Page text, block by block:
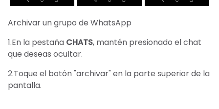
Archivar un grupo de WhatsApp
1.En la pestaña CHATS, mantén presionado el chat
que deseas ocultar.
2.Toque el botón "archivar" en la parte superior de la
pantalla.